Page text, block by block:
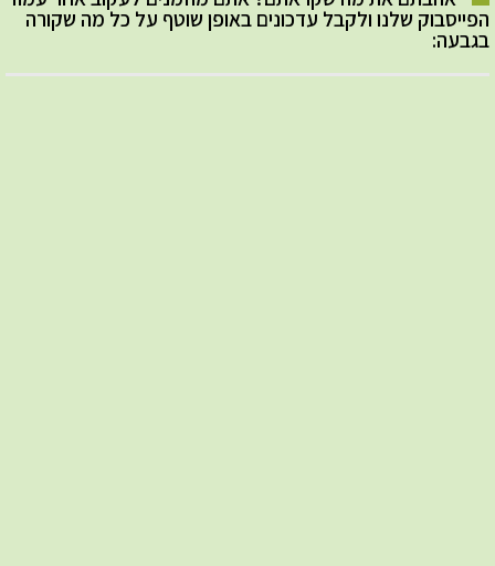
הפייסבוק שלנו ולקבל עדכונים באופן שוטף על כל מה שקורה
בגבעה: